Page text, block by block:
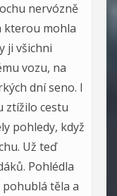
nervózně
kterou mohla
ji všichni
vozu, na
dní seno. I
ztížilo cestu
pohledy, když
Už teď
Pohlédla
těla a